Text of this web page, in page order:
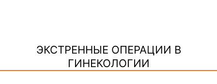
ЭКСТРЕННЫЕ ОПЕРАЦИИ В
ГИНЕКОЛОГИИ